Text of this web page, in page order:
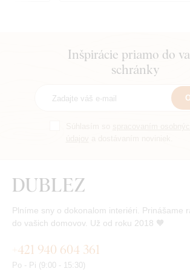
Inšpirácie priamo do
schránky
Plníme sny o dokonalom interiéri. Prinášame
do vašich domovov. Už od roku 2018 🧡
+421 940 604 361
Po - Pi (9:00 - 15:30)